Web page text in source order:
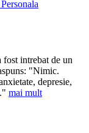
intrebat de un
"Nimic.
depresie,
mai mult